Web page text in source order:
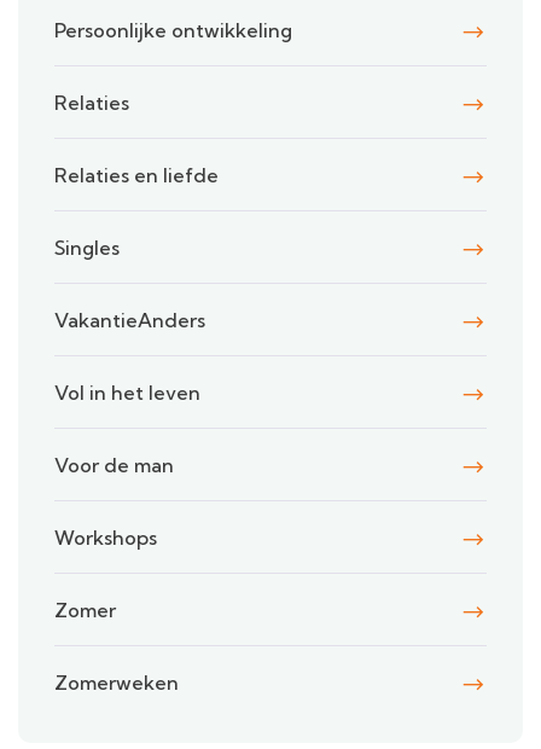
Persoonlijke ontwikkeling
Relaties
Relaties en liefde
Singles
VakantieAnders
Vol in het leven
Voor de man
Workshops
Zomer
Zomerweken